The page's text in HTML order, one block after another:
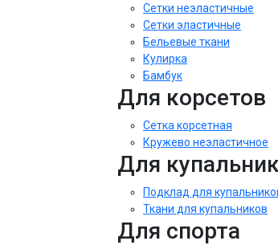
Сетки неэластичные
Сетки эластичные
Бельевые ткани
Кулирка
Бамбук
Для корсетов
Сетка корсетная
Кружево неэластичное
Для
Подклад для
Ткани для купальников
Для спорта